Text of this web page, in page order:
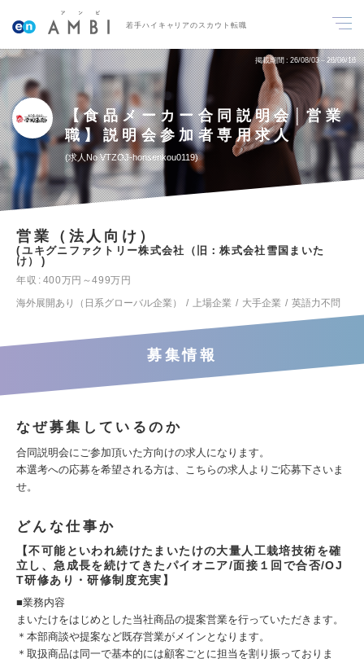
若手ハイキャリアのスカウト転職
掲載期間 26/08/03～26/08/16
【食品メーカー合同説明会│営業
職】説明会参加者専用求人
求人No.VTZOJ-honsenkou0119
営業（法人向け）
ユキグニファクトリー株式会社（旧：株式会社雪国まいた
け）
年収
400万円～499万円
海外展開あり（日系グローバル企業）
上場企業 大手企業 英語力不問
募集情報
なぜ募集しているのか
合同説明会にご参加頂いた方向けの求人になります。
本選考への応募を希望される方は、こちらの求人よりご応募下さいま
せ。
どんな仕事か
【不可能といわれ続けたまいたけの大量人工栽培技術を確
立し、急成長を続けてきたパイオニア/面接１回で合否/OJ
T研修あり・研修制度充実】
■業務内容
まいたけをはじめとした当社商品の提案営業を行っていただきます。
＊本部商談や提案など既存営業がメインとなります。
＊取扱商品は同一で基本的には顧客ごとに担当を割り振っておりま